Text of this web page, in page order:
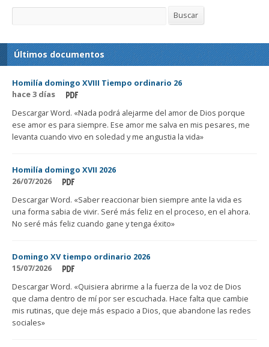
Buscar Buscar
Últimos documentos
Homilía domingo XVIII Tiempo ordinario 26
hace 3 días
Descargar Word. «Nada podrá alejarme del amor de Dios porque
ese amor es para siempre. Ese amor me salva en mis pesares, me
levanta cuando vivo en soledad y me angustia la vida»
Homilía domingo XVII 2026
26/07/2026
Descargar Word. «Saber reaccionar bien siempre ante la vida es
una forma sabia de vivir. Seré más feliz en el proceso, en el ahora.
No seré más feliz cuando gane y tenga éxito»
Domingo XV tiempo ordinario 2026
15/07/2026
Descargar Word. «Quisiera abrirme a la fuerza de la voz de Dios
que clama dentro de mí por ser escuchada. Hace falta que cambie
mis rutinas, que deje más espacio a Dios, que abandone las redes
sociales»